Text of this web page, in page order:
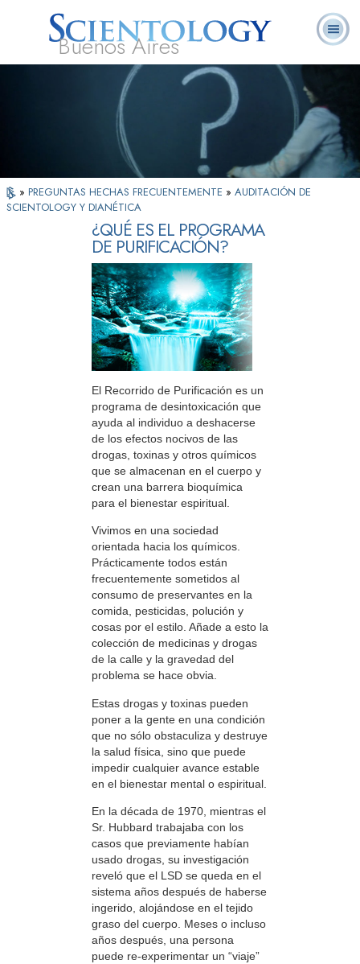
Buenos Aires
¿Qué es
Scientology?
Ministros
Voluntarios
Preguntas
Frecuentes
» PREGUNTAS HECHAS FRECUENTEMENTE » AUDITACIÓN DE
SCIENTOLOGY Y DIANÉTICA
¿QUÉ ES EL PROGRAMA
DE PURIFICACIÓN?
El Recorrido de Purificación es un
programa de desintoxicación que
ayuda al individuo a deshacerse
de los efectos nocivos de las
drogas, toxinas y otros químicos
que se almacenan en el cuerpo y
crean una barrera bioquímica
para el bienestar espiritual.
Vivimos en una sociedad
orientada hacia los químicos.
Prácticamente todos están
frecuentemente sometidos al
consumo de preservantes en la
comida, pesticidas, polución y
cosas por el estilo. Añade a esto la
colección de medicinas y drogas
de la calle y la gravedad del
problema se hace obvia.
Estas drogas y toxinas pueden
poner a la gente en una condición
que no sólo obstaculiza y destruye
la salud física, sino que puede
impedir cualquier avance estable
en el bienestar mental o espiritual.
En la década de 1970, mientras el
Sr. Hubbard trabajaba con los
casos que previamente habían
usado drogas, su investigación
reveló que el LSD se queda en el
sistema años después de haberse
ingerido, alojándose en el tejido
graso del cuerpo. Meses o incluso
años después, una persona
puede re-experimentar un “viaje”